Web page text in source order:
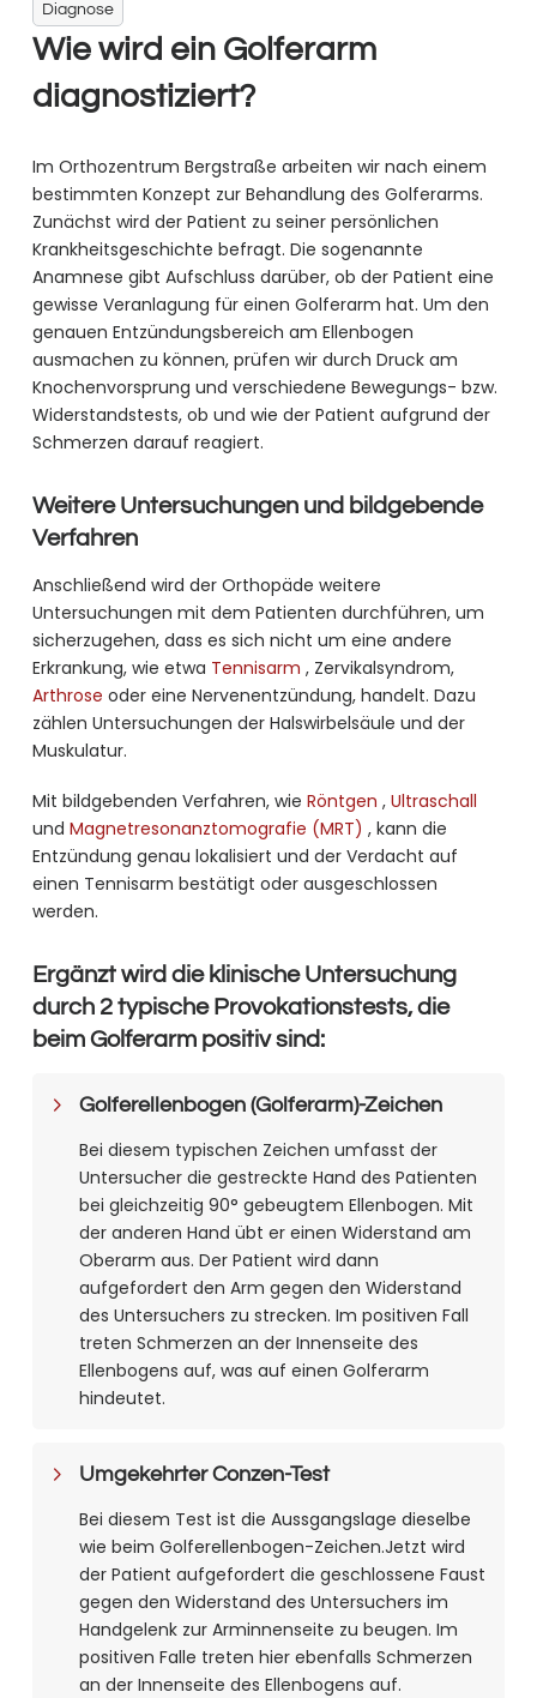
Diagnose
Wie wird ein Golferarm
diagnostiziert?
Im Orthozentrum Bergstraße arbeiten wir nach einem
bestimmten Konzept zur Behandlung des Golferarms.
Zunächst wird der Patient zu seiner persönlichen
Krankheitsgeschichte befragt. Die sogenannte
Anamnese gibt Aufschluss darüber, ob der Patient eine
gewisse Veranlagung für einen Golferarm hat. Um den
genauen Entzündungsbereich am Ellenbogen
ausmachen zu können, prüfen wir durch Druck am
Knochenvorsprung und verschiedene Bewegungs- bzw.
Widerstandstests, ob und wie der Patient aufgrund der
Schmerzen darauf reagiert.
Weitere Untersuchungen und bildgebende
Verfahren
Anschließend wird der Orthopäde weitere
Untersuchungen mit dem Patienten durchführen, um
sicherzugehen, dass es sich nicht um eine andere
Erkrankung, wie etwa Tennisarm , Zervikalsyndrom,
Arthrose oder eine Nervenentzündung, handelt. Dazu
zählen Untersuchungen der Halswirbelsäule und der
Muskulatur.
Mit bildgebenden Verfahren, wie Röntgen , Ultraschall
und Magnetresonanztomografie (MRT) , kann die
Entzündung genau lokalisiert und der Verdacht auf
einen Tennisarm bestätigt oder ausgeschlossen
werden.
Ergänzt wird die klinische Untersuchung
durch 2 typische Provokationstests, die
beim Golferarm positiv sind:
Golferellenbogen (Golferarm)-Zeichen
Bei diesem typischen Zeichen umfasst der
Untersucher die gestreckte Hand des Patienten
bei gleichzeitig 90° gebeugtem Ellenbogen. Mit
der anderen Hand übt er einen Widerstand am
Oberarm aus. Der Patient wird dann
aufgefordert den Arm gegen den Widerstand
des Untersuchers zu strecken. Im positiven Fall
treten Schmerzen an der Innenseite des
Ellenbogens auf, was auf einen Golferarm
hindeutet.
Umgekehrter Conzen-Test
Bei diesem Test ist die Aussgangslage dieselbe
wie beim Golferellenbogen-Zeichen.Jetzt wird
der Patient aufgefordert die geschlossene Faust
gegen den Widerstand des Untersuchers im
Handgelenk zur Arminnenseite zu beugen. Im
positiven Falle treten hier ebenfalls Schmerzen
an der Innenseite des Ellenbogens auf.